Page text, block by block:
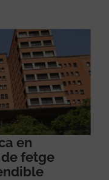
en
fetge